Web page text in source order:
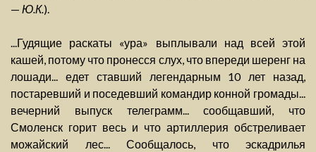
— Ю.К.).
...Гудящие раскаты «ура» выплывали над всей этой
кашей, потому что пронесся слух, что впереди шеренг на
лошади... едет ставший легендарным 10 лет назад,
постаревший и поседевший командир конной громады...
вечерний выпуск телеграмм... сообщавший, что
Смоленск горит весь и что артиллерия обстреливает
можайский лес... Сообщалось, что эскадрилья